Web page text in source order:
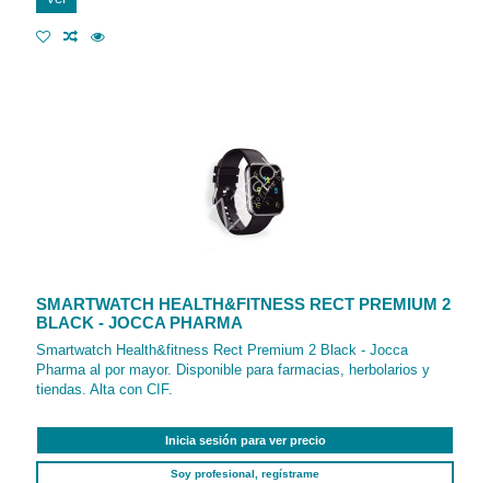
SMARTWATCH HEALTH&FITNESS RECT PREMIUM 2
BLACK - JOCCA PHARMA
Smartwatch Health&fitness Rect Premium 2 Black - Jocca
Pharma al por mayor. Disponible para farmacias, herbolarios y
tiendas. Alta con CIF.
Inicia sesión para ver precio
Soy profesional, regístrame